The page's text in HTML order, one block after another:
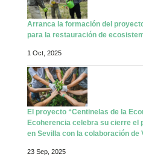
Arranca la formación del
para la restauración de
1 Oct, 2025
El proyecto “Centinelas de la
Ecoherencia celebra su cierre el
en Sevilla con la colaboración de
23 Sep, 2025